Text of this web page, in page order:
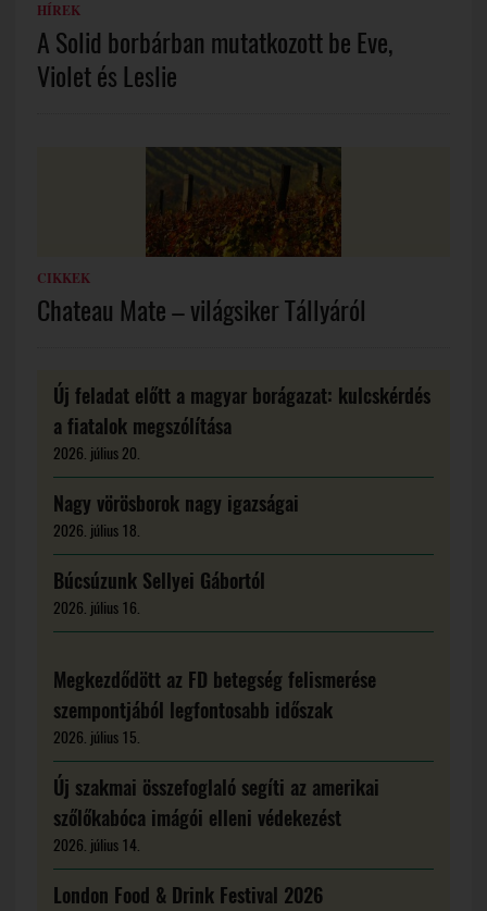
HÍREK
A Solid borbárban mutatkozott be Eve,
Violet és Leslie
CIKKEK
Chateau Mate – világsiker Tállyáról
Új feladat előtt a magyar borágazat: kulcskérdés
a fiatalok megszólítása
2026. július 20.
Nagy vörösborok nagy igazságai
2026. július 18.
Búcsúzunk Sellyei Gábortól
2026. július 16.
Megkezdődött az FD betegség felismerése
szempontjából legfontosabb időszak
2026. július 15.
Új szakmai összefoglaló segíti az amerikai
szőlőkabóca imágói elleni védekezést
2026. július 14.
London Food & Drink Festival 2026